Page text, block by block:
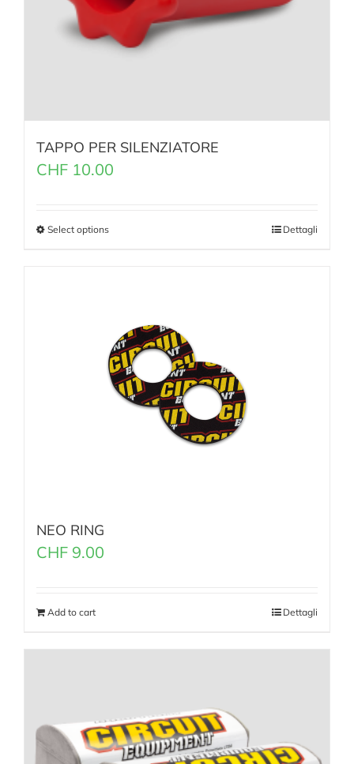
TAPPO PER SILENZIATORE
CHF 10.00
Select options Dettagli
NEO RING
CHF 9.00
Add to cart Dettagli